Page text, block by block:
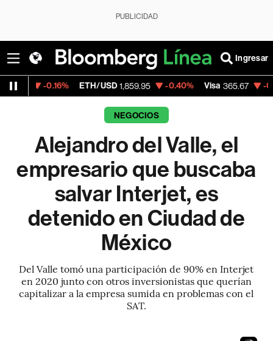
PUBLICIDAD
Ingresar
ETH/USD 1,859.95 -0.40% Visa 365.67 -0.13%
NEGOCIOS
Alejandro del Valle, el
empresario que buscaba
salvar Interjet, es
detenido en Ciudad de
México
Del Valle tomó una participación de 90% en Interjet
en 2020 junto con otros inversionistas que querían
capitalizar a la empresa sumida en problemas con el
SAT.